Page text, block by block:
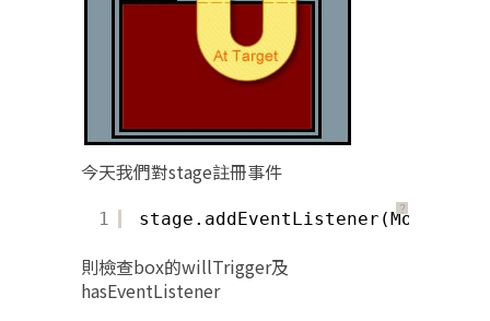
今天我們對stage註冊事件
？
1
則檢查box的willTrigger及
hasEventListener